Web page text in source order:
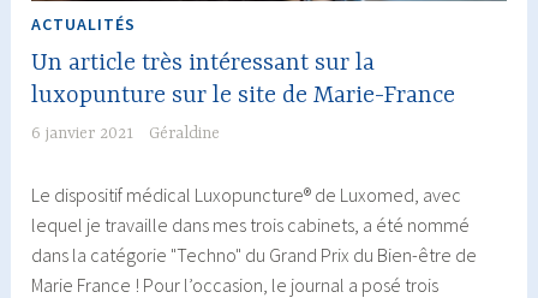
ACTUALITÉS
Un article très intéressant sur la
luxopunture sur le site de Marie-France
6 janvier 2021 Géraldine
Le dispositif médical Luxopuncture® de Luxomed, avec
lequel je travaille dans mes trois cabinets, a été nommé
dans la catégorie "Techno" du Grand Prix du Bien-être de
Marie France ! Pour l’occasion, le journal a posé trois